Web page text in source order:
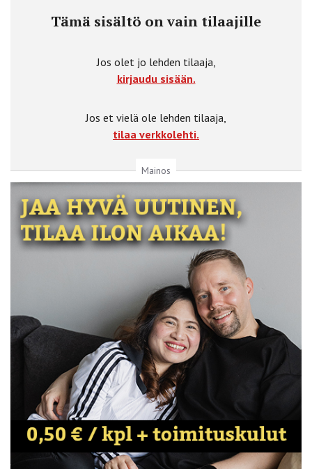
Tämä sisältö on vain tilaajille
Jos olet jo lehden tilaaja,
kirjaudu sisään.
Jos et vielä ole lehden tilaaja,
tilaa verkkolehti.
Mainos